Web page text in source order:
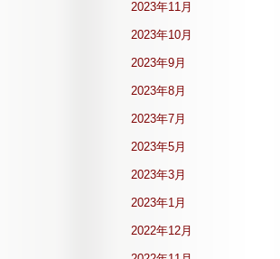
2023年11月
2023年10月
2023年9月
2023年8月
2023年7月
2023年5月
2023年3月
2023年1月
2022年12月